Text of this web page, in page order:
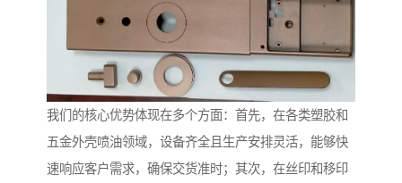
我们的核心优势体现在多个方面：首先，在各类塑胶和
五金外壳喷油领域，设备齐全且生产安排灵活，能够快
速响应客户需求，确保交货准时；其次，在丝印和移印